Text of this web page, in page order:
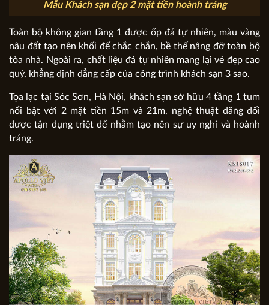
Mẫu Khách sạn đẹp 2 mặt tiền hoành tráng
Toàn bộ không gian tầng 1 được ốp đá tự nhiên, màu vàng
nâu đất tạo nên khối đế chắc chắn, bề thế nâng đỡ toàn bộ
tòa nhà. Ngoài ra, chất liệu đá tự nhiên mang lại vẻ đẹp cao
quý, khẳng định đẳng cấp của công trình khách sạn 3 sao.
Tọa lạc tại Sóc Sơn, Hà Nội, khách sạn sở hữu 4 tầng 1 tum
nổi bật với 2 mặt tiền 15m và 21m, nghệ thuật đăng đối
được tận dụng triệt để nhằm tạo nên sự uy nghi và hoành
tráng.